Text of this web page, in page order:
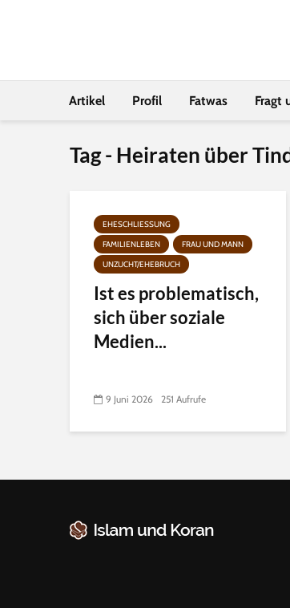
Artikel Profil Fatwas Fragt
Tag - Heiraten über
EHESCHLIESSUNG
FAMILIENLEBEN
FRAU UND MANN
UNZUCHT/EHEBRUCH
Ist es problematisch,
sich über soziale
Medien...
9 Juni 2026 251 Aufrufe